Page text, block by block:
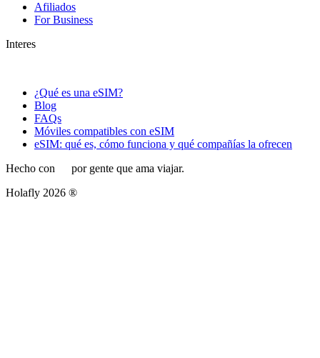
Afiliados
For Business
Interes
¿Qué es una eSIM?
Blog
FAQs
Móviles compatibles con eSIM
eSIM: qué es, cómo funciona y qué compañías la ofrecen
Hecho con
por gente que ama viajar.
Holafly 2026 ®